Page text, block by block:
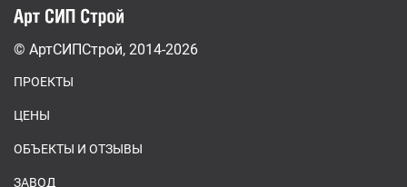
© АртСИПСтрой, 2014-2026
ПРОЕКТЫ
ЦЕНЫ
ОБЪЕКТЫ И ОТЗЫВЫ
ЗАВОД